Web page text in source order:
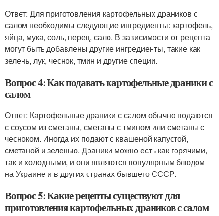
Ответ: Для приготовления картофельных драников с
салом необходимы следующие ингредиенты: картофель,
яйца, мука, соль, перец, сало. В зависимости от рецепта
могут быть добавлены другие ингредиенты, такие как
зелень, лук, чеснок, тмин и другие специи.
Вопрос 4: Как подавать картофельные драники с
салом
Ответ: Картофельные драники с салом обычно подаются
с соусом из сметаны, сметаны с тмином или сметаны с
чесноком. Иногда их подают с квашеной капустой,
сметаной и зеленью. Драники можно есть как горячими,
так и холодными, и они являются популярным блюдом
на Украине и в других странах бывшего СССР.
Вопрос 5: Какие рецепты существуют для
приготовления картофельных драников с салом